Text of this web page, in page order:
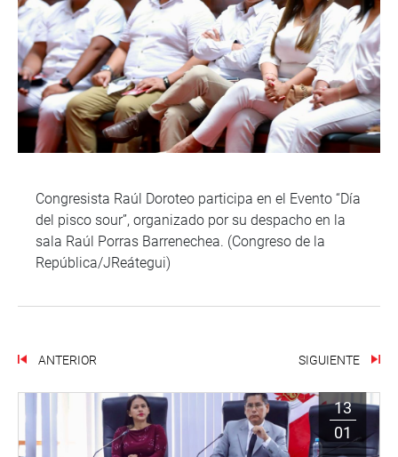
Congresista Raúl Doroteo participa en el Evento “Día
del pisco sour”, organizado por su despacho en la
sala Raúl Porras Barrenechea. (Congreso de la
República/JReátegui)
ANTERIOR SIGUIENTE
13
01